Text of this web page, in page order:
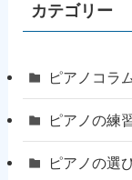
カテゴリー
ピアノコラ
ピアノの練
ピアノの選